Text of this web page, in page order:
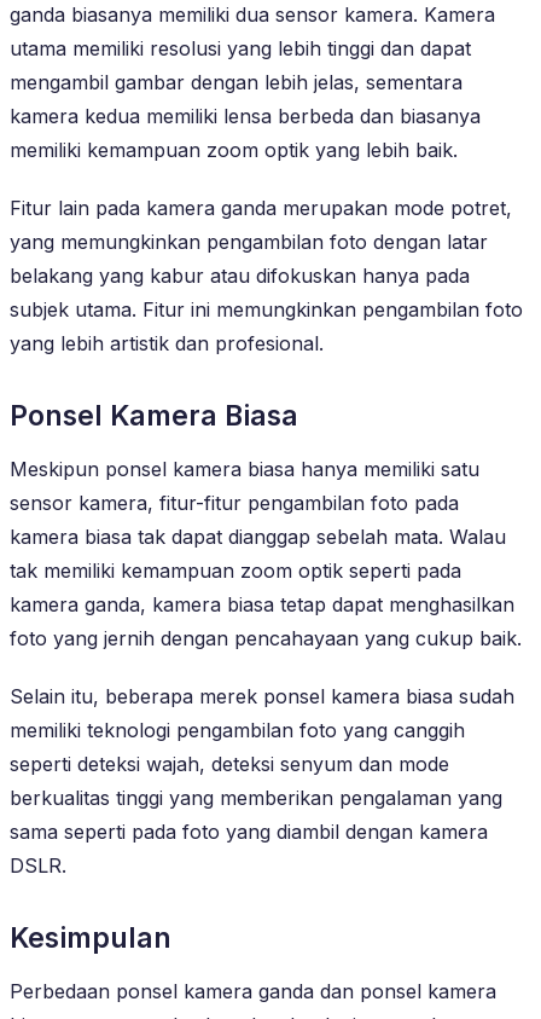
ganda biasanya memiliki dua sensor kamera. Kamera
utama memiliki resolusi yang lebih tinggi dan dapat
mengambil gambar dengan lebih jelas, sementara
kamera kedua memiliki lensa berbeda dan biasanya
memiliki kemampuan zoom optik yang lebih baik.
Fitur lain pada kamera ganda merupakan mode potret,
yang memungkinkan pengambilan foto dengan latar
belakang yang kabur atau difokuskan hanya pada
subjek utama. Fitur ini memungkinkan pengambilan foto
yang lebih artistik dan profesional.
Ponsel Kamera Biasa
Meskipun ponsel kamera biasa hanya memiliki satu
sensor kamera, fitur-fitur pengambilan foto pada
kamera biasa tak dapat dianggap sebelah mata. Walau
tak memiliki kemampuan zoom optik seperti pada
kamera ganda, kamera biasa tetap dapat menghasilkan
foto yang jernih dengan pencahayaan yang cukup baik.
Selain itu, beberapa merek ponsel kamera biasa sudah
memiliki teknologi pengambilan foto yang canggih
seperti deteksi wajah, deteksi senyum dan mode
berkualitas tinggi yang memberikan pengalaman yang
sama seperti pada foto yang diambil dengan kamera
DSLR.
Kesimpulan
Perbedaan ponsel kamera ganda dan ponsel kamera